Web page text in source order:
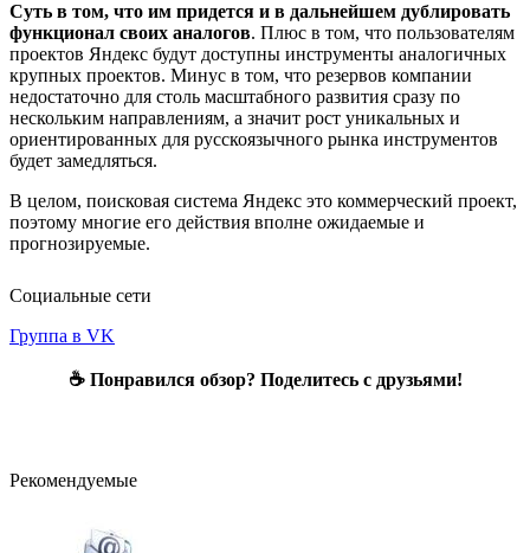
Суть в том, что им придется и в дальнейшем дублировать
функционал своих аналогов. Плюс в том, что пользователям
проектов Яндекс будут доступны инструменты аналогичных
крупных проектов. Минус в том, что резервов компании
недостаточно для столь масштабного развития сразу по
нескольким направлениям, а значит рост уникальных и
ориентированных для русскоязычного рынка инструментов
будет замедляться.
В целом, поисковая система Яндекс это коммерческий проект,
поэтому многие его действия вполне ожидаемые и
прогнозируемые.
Социальные сети
Группа в VK
☕ Понравился обзор? Поделитесь с друзьями!
Рекомендуемые